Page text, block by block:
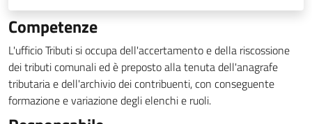
Competenze
L'ufficio Tributi si occupa dell'accertamento e della riscossione
dei tributi comunali ed è preposto alla tenuta dell'anagrafe
tributaria e dell'archivio dei contribuenti, con conseguente
formazione e variazione degli elenchi e ruoli.